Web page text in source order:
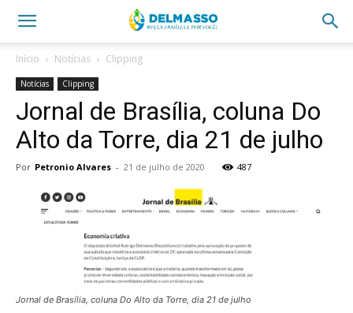
Início Notícias Clipping
Notícias Clipping
Jornal de Brasília, coluna Do
Alto da Torre, dia 21 de julho
Por Petronio Alvares - 21 de julho de 2020 487
Jornal de Brasília, coluna Do Alto da Torre, dia 21 de julho